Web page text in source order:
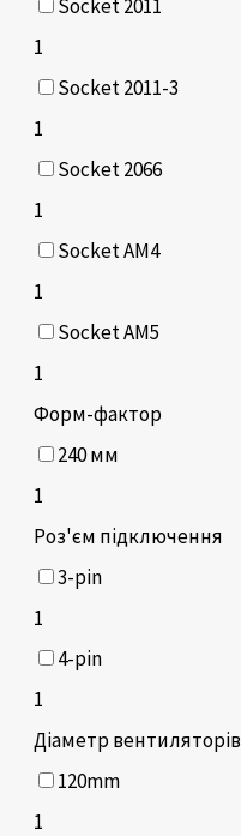
Socket 2011
1
Socket 2011-3
1
Socket 2066
1
Socket AM4
1
Socket AM5
1
Форм-фактор
240 мм
1
Роз'єм підключення
3-pin
1
4-pin
1
Діаметр вентиляторів
120mm
1